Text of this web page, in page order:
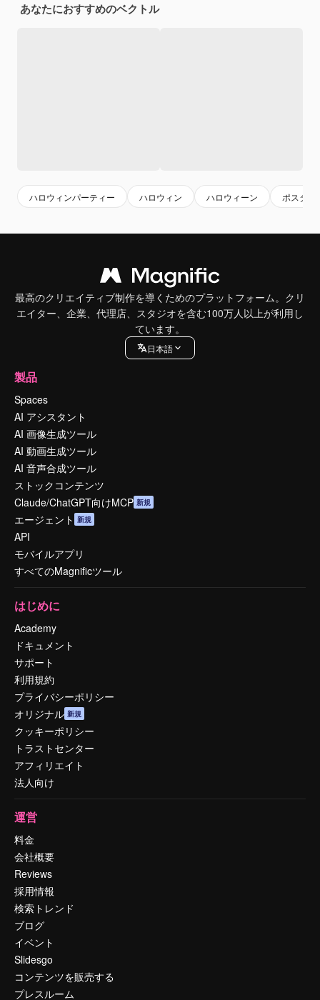
あなたにおすすめのベクトル
ハロウィンパーティー ハロウィン ハロウィーン ポスター
最高のクリエイティブ制作を導くためのプラットフォーム。クリ
エイター、企業、代理店、スタジオを含む100万人以上が利用し
ています。
日本語
製品
Spaces
AI アシスタント
AI 画像生成ツール
AI 動画生成ツール
AI 音声合成ツール
ストックコンテンツ
Claude/ChatGPT向けMCP 新規
エージェント 新規
API
モバイルアプリ
すべてのMagnificツール
はじめに
Academy
ドキュメント
サポート
利用規約
プライバシーポリシー
オリジナル 新規
クッキーポリシー
トラストセンター
アフィリエイト
法人向け
運営
料金
会社概要
Reviews
採用情報
検索トレンド
ブログ
イベント
Slidesgo
コンテンツを販売する
プレスルーム